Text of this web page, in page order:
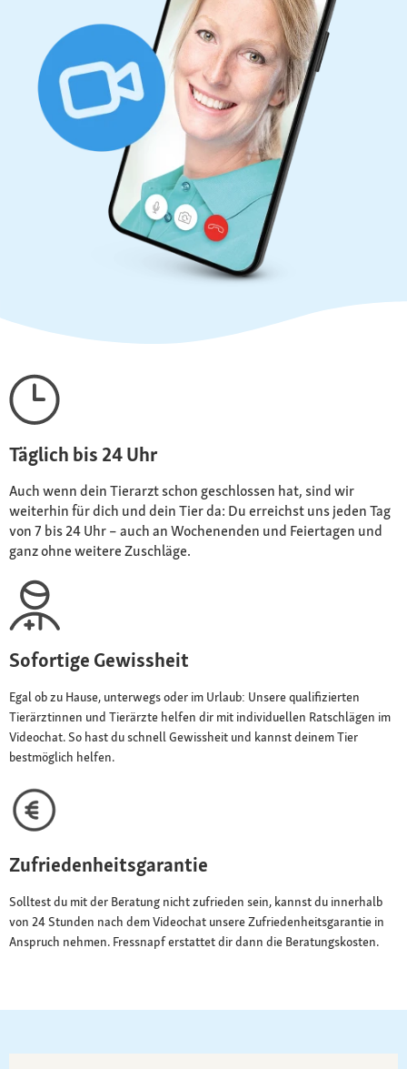
Täglich bis 24 Uhr
Auch wenn dein Tierarzt schon geschlossen hat, sind wir
weiterhin für dich und dein Tier da: Du erreichst uns jeden Tag
von 7 bis 24 Uhr – auch an Wochenenden und Feiertagen und
ganz ohne weitere Zuschläge.
Sofortige Gewissheit
Egal ob zu Hause, unterwegs oder im Urlaub: Unsere qualifizierten
Tierärztinnen und Tierärzte helfen dir mit individuellen Ratschlägen im
Videochat. So hast du schnell Gewissheit und kannst deinem Tier
bestmöglich helfen.
Zufriedenheitsgarantie
Solltest du mit der Beratung nicht zufrieden sein, kannst du innerhalb
von 24 Stunden nach dem Videochat unsere Zufriedenheitsgarantie in
Anspruch nehmen. Fressnapf erstattet dir dann die Beratungskosten.